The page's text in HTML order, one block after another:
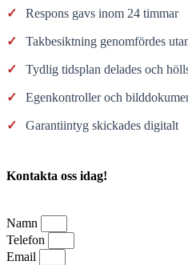
✓ Respons gavs inom 24 timmar
✓ Takbesiktning genomfördes
✓ Tydlig tidsplan delades och
✓ Egenkontroller och
✓ Garantiintyg skickades digitalt
Kontakta oss idag!
Namn
Telefon
Email